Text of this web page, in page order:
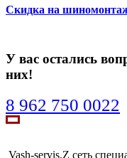
Скидка на
У вас остались
них!
8 962 750 0022
Vash-servis.Z сеть